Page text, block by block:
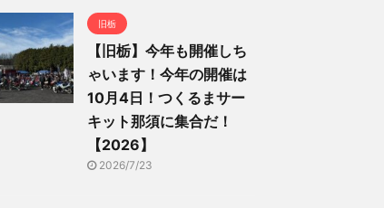
旧栃
【旧栃】今年も開催しち
ゃいます！今年の開催は
10月4日！つくるまサー
キット那須に集合だ！
【2026】
2026/7/23